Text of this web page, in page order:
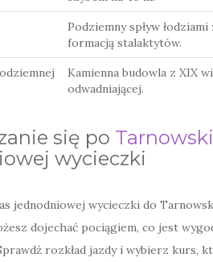
Podziemny spływ
formacją stalaktytów.
Kamienna budowla z XIX
odwadniającej.
się po
wycieczki
jednodniowej wycieczki do
dojechać pociągiem, co jest
rozkład jazdy i wybierz kurs,